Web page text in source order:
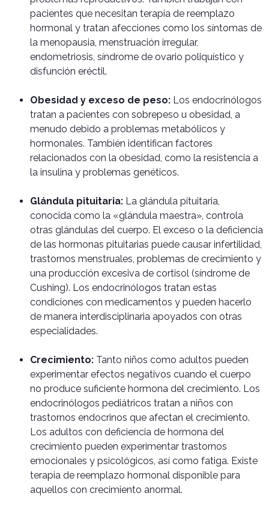
pacientes que necesitan terapia de reemplazo
hormonal y tratan afecciones como los síntomas de
la menopausia, menstruación irregular,
endometriosis, síndrome de ovario poliquístico y
disfunción eréctil.
Obesidad y exceso de peso: Los endocrinólogos
tratan a pacientes con sobrepeso u obesidad, a
menudo debido a problemas metabólicos y
hormonales. También identifican factores
relacionados con la obesidad, como la resistencia a
la insulina y problemas genéticos.
Glándula pituitaria: La glándula pituitaria,
conocida como la «glándula maestra», controla
otras glándulas del cuerpo. El exceso o la deficiencia
de las hormonas pituitarias puede causar infertilidad,
trastornos menstruales, problemas de crecimiento y
una producción excesiva de cortisol (síndrome de
Cushing). Los endocrinólogos tratan estas
condiciones con medicamentos y pueden hacerlo
de manera interdisciplinaria apoyados con otras
especialidades.
Crecimiento: Tanto niños como adultos pueden
experimentar efectos negativos cuando el cuerpo
no produce suficiente hormona del crecimiento. Los
endocrinólogos pediátricos tratan a niños con
trastornos endocrinos que afectan el crecimiento.
Los adultos con deficiencia de hormona del
crecimiento pueden experimentar trastornos
emocionales y psicológicos, así como fatiga. Existe
terapia de reemplazo hormonal disponible para
aquellos con crecimiento anormal.